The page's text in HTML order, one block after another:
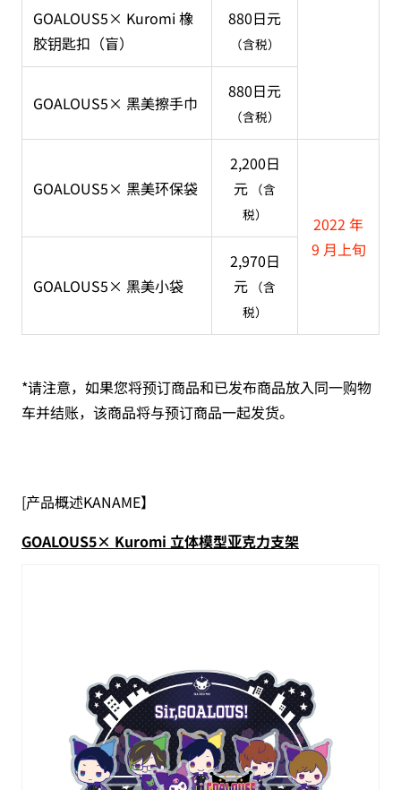
GOALOUS5× Kuromi 橡
胶钥匙扣（盲）
880日元
（含税）
GOALOUS5× 黑美擦手巾
880日元
（含税）
GOALOUS5× 黑美环保袋
2,200日
元 （含
税）
2022 年
9 月上旬
GOALOUS5× 黑美小袋
2,970日
元 （含
税）
*请注意，如果您将预订商品和已发布商品放入同一购物
车并结账，该商品将与预订商品一起发货。
[产品概述KANAME】
GOALOUS5× Kuromi 立体模型亚克力支架